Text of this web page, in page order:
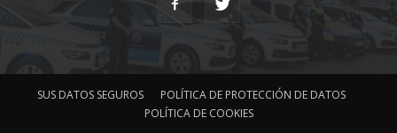
SUS DATOS SEGUROS
POLÍTICA DE PROTECCIÓN DE DATOS
POLÍTICA DE COOKIES